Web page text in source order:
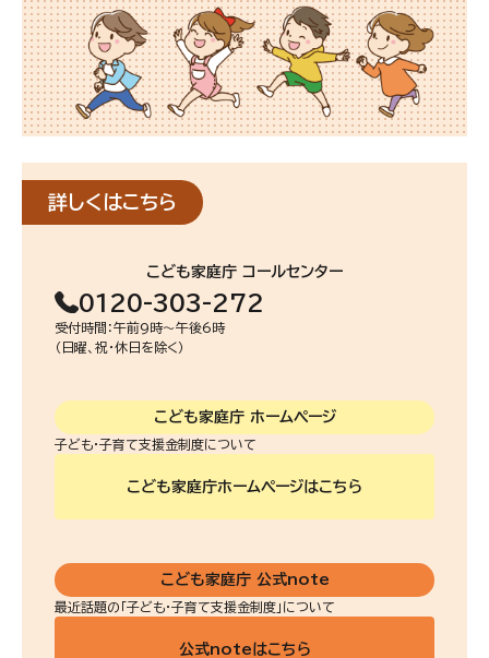
詳しくはこちら
こども家庭庁 コールセンター
0120-303-272
受付時間：午前9時〜午後6時
（日曜、祝・休日を除く）
こども家庭庁 ホームページ
子ども・子育て支援金制度について
こども家庭庁ホームページはこちら
こども家庭庁 公式note
最近話題の「子ども・子育て支援金制度」について
公式noteはこちら